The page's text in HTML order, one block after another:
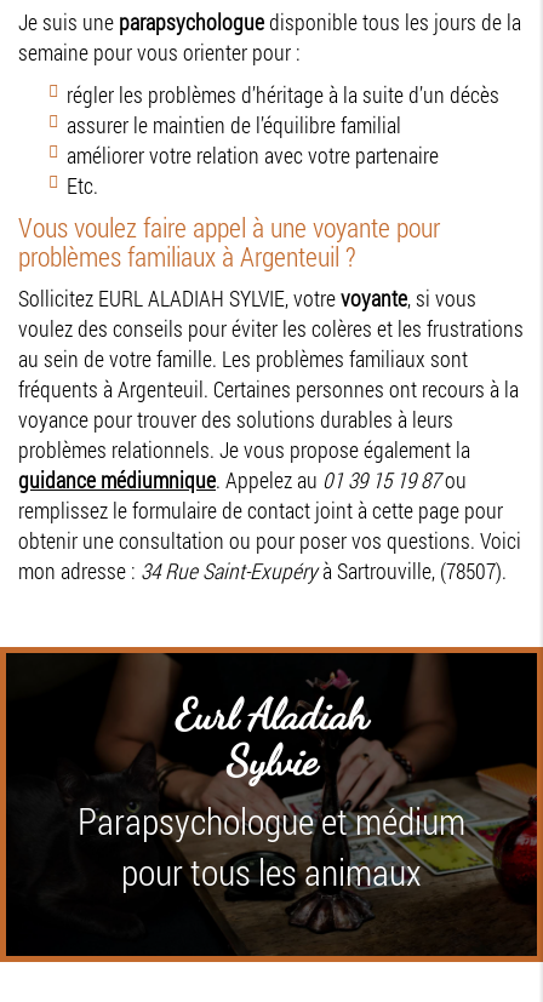
Je suis une parapsychologuedisponible tous les jours de la
semaine pour vous orienter pour :
régler les problèmes d’héritage à la suite d’un décès
assurer le maintien de l’équilibre familial
améliorer votre relation avec votre partenaire
Etc.
Vous voulez faire appel à une voyante pour
problèmes familiaux à Argenteuil ?
Sollicitez EURL ALADIAH SYLVIE, votrevoyante, si vous
voulez des conseils pour éviter les colères et les frustrations
au sein de votre famille. Les problèmes familiaux sont
fréquents à Argenteuil. Certaines personnes ont recours à la
voyance pour trouver des solutions durables à leurs
problèmes relationnels. Je vous propose également la
guidance médiumnique. Appelez au 01 39 15 19 87ou
remplissez le formulaire de contact joint à cette page pour
obtenir une consultation ou pour poser vos questions. Voici
mon adresse : 34 Rue Saint-Exupéryà Sartrouville, (78507).
Eurl Aladiah
Sylvie
Parapsychologue et médium
pour tous les animaux